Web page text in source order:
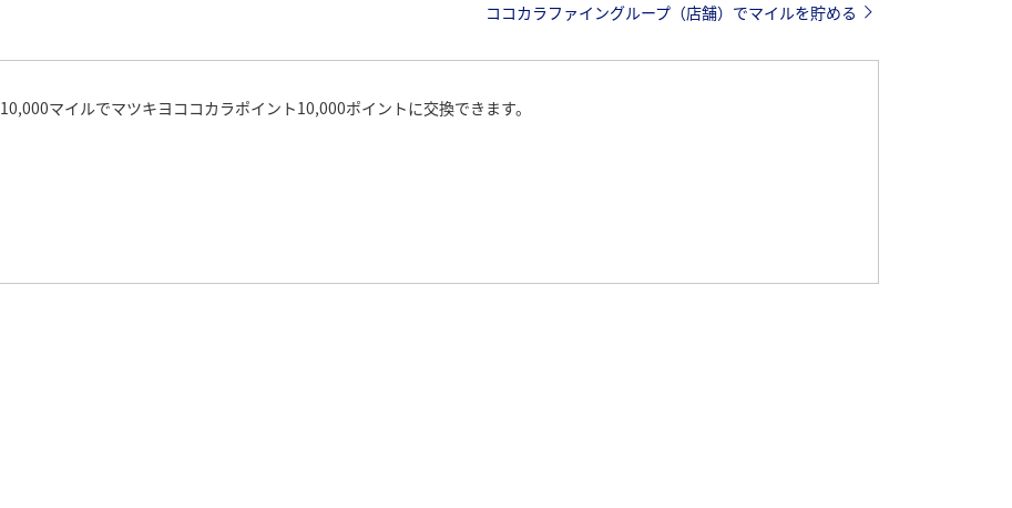
ココカラファイングループ（店舗）でマイルを貯める
10,000マイルでマツキヨココカラポイント10,000ポイントに交換できます。